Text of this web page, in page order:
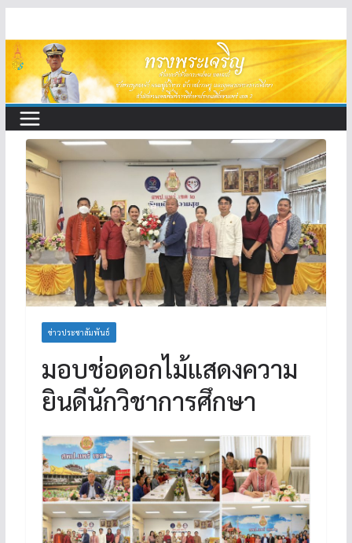
to
content
ข่าวประชาสัมพันธ์
มอบช่อดอกไม้แสดงความ
ยินดีนักวิชาการศึกษา